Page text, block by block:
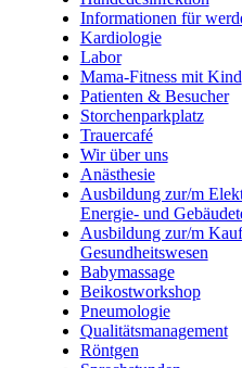
Informationen für
Kardiologie
Labor
Mama-Fitness mit Kind
Patienten & Besucher
Storchenparkplatz
Trauercafé
Wir über uns
Anästhesie
Ausbildung zur/m
Energie- und
Ausbildung zur/m
Gesundheitswesen
Babymassage
Beikostworkshop
Pneumologie
Qualitätsmanagement
Röntgen